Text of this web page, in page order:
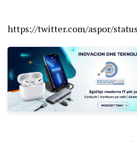
https://twitter.com/aspor/